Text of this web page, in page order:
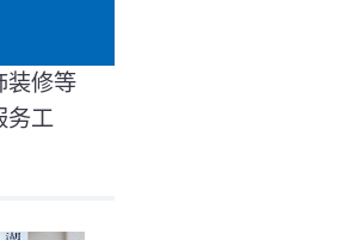
装修等
务工